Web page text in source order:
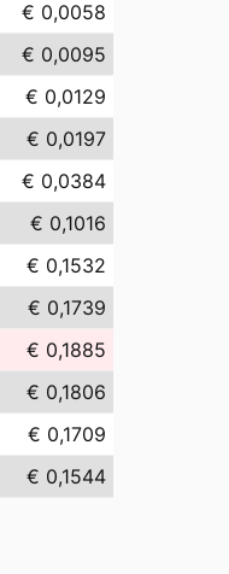
€ 0,0058
€ 0,0095
€ 0,0129
€ 0,0197
€ 0,0384
€ 0,1016
€ 0,1532
€ 0,1739
€ 0,1885
€ 0,1806
€ 0,1709
€ 0,1544